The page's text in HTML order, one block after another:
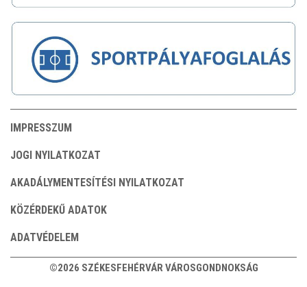
IMPRESSZUM
JOGI NYILATKOZAT
AKADÁLYMENTESÍTÉSI NYILATKOZAT
KÖZÉRDEKŰ ADATOK
ADATVÉDELEM
©2026 SZÉKESFEHÉRVÁR VÁROSGONDNOKSÁG